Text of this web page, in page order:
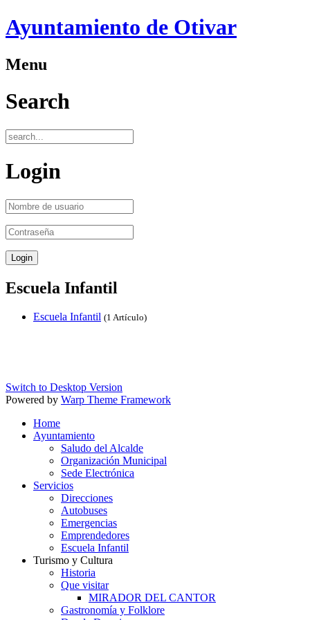
Ayuntamiento de Otivar
Menu
Search
Login
Escuela Infantil
Escuela Infantil (1 Artículo)
Switch to Desktop Version
Powered by Warp Theme Framework
Home
Ayuntamiento
Saludo del Alcalde
Organización Municipal
Sede Electrónica
Servicios
Direcciones
Autobuses
Emergencias
Emprendedores
Escuela Infantil
Turismo y Cultura
Historia
Que visitar
MIRADOR DEL CANTOR
Gastronomía y Folklore